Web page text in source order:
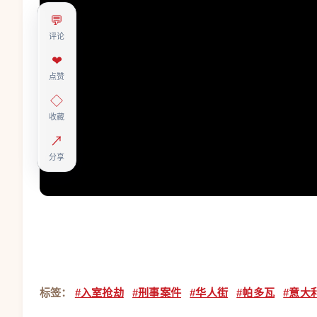
💬
评论
❤
点赞
◇
收藏
↗
分享
标签： #入室抢劫 #刑事案件 #华人街 #帕多瓦 #意大